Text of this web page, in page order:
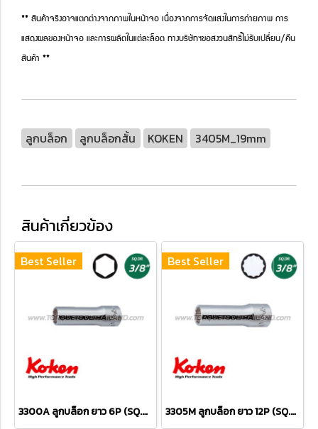
** สินค้าจริงอาจแตกต่างจากภาพในหน้าจอ เนื่องจากการจัดแสงในการถ่ายภาพ การ
แสดงผลของหน้าจอ และการผลิตในแต่ละล็อต ทางบริษัทฯขอสงวนสิทธิ์ไม่รับเปลี่ยน/คืน
สินค้า **
ลูกบล็อก ลูกบล็อกสั้น KOKEN 3405M_19mm
สินค้าเกี่ยวข้อง
Best Seller
3300A ลูกบล็อก ยาว 6P (SQ.DR.3/8") Deep Sockets
Best Seller
3305M ลูกบล็อก ยาว 12P (SQ.DR.3/8") Deep Sockets